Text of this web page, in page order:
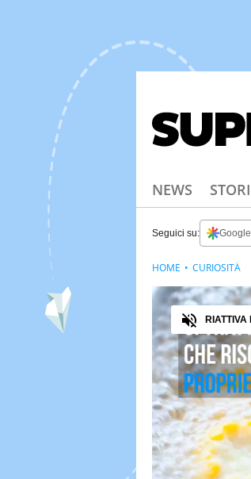
NEWS
Seguici su:
Audio
HOME CURIOSITÀ